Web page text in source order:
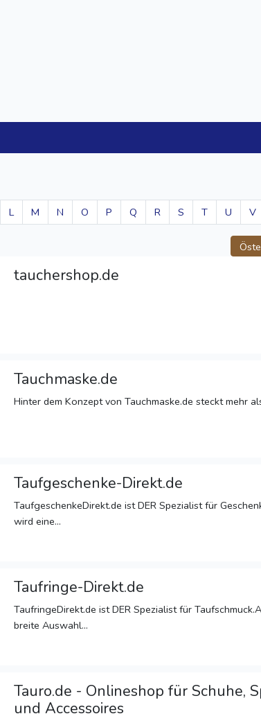
L M N O P Q R S T U V
tauchershop.de
Tauchmaske.de
Hinter dem Konzept von Tauchmaske.de steckt mehr
Taufgeschenke-Direkt.de
TaufgeschenkeDirekt.de ist DER Spezialist für
wird eine...
Taufringe-Direkt.de
TaufringeDirekt.de ist DER Spezialist für
breite Auswahl...
Tauro.de - Onlineshop für Schuhe,
und Accessoires